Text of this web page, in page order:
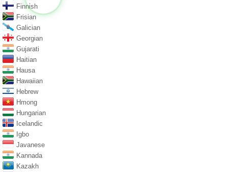
Finnish
Frisian
Galician
Georgian
Gujarati
Haitian
Hausa
Hawaiian
Hebrew
Hmong
Hungarian
Icelandic
Igbo
Javanese
Kannada
Kazakh